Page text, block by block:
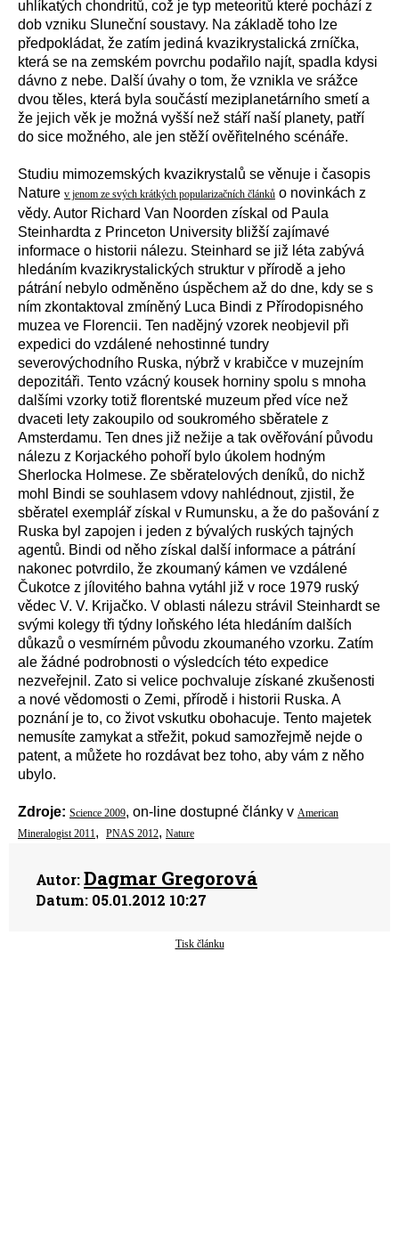
uhlíkatých chondritů, což je typ meteoritů které pochází z
dob vzniku Sluneční soustavy. Na základě toho lze
předpokládat, že zatím jediná kvazikrystalická zrníčka,
která se na zemském povrchu podařilo najít, spadla kdysi
dávno z nebe. Další úvahy o tom, že vznikla ve srážce
dvou těles, která byla součástí meziplanetárního smetí a
že jejich věk je možná vyšší než stáří naší planety, patří
do sice možného, ale jen stěží ověřitelného scénáře.
Studiu mimozemských kvazikrystalů se věnuje i časopis
Nature v jenom ze svých krátkých popularizačních článků o novinkách z
vědy. Autor Richard Van Noorden získal od Paula
Steinhardta z Princeton University bližší zajímavé
informace o historii nálezu. Steinhard se již léta zabývá
hledáním kvazikrystalických struktur v přírodě a jeho
pátrání nebylo odměněno úspěchem až do dne, kdy se s
ním zkontaktoval zmíněný Luca Bindi z Přírodopisného
muzea ve Florencii. Ten nadějný vzorek neobjevil při
expedici do vzdálené nehostinné tundry
severovýchodního Ruska, nýbrž v krabičce v muzejním
depozitáři. Tento vzácný kousek horniny spolu s mnoha
dalšími vzorky totiž florentské muzeum před více než
dvaceti lety zakoupilo od soukromého sběratele z
Amsterdamu. Ten dnes již nežije a tak ověřování původu
nálezu z Korjackého pohoří bylo úkolem hodným
Sherlocka Holmese. Ze sběratelových deníků, do nichž
mohl Bindi se souhlasem vdovy nahlédnout, zjistil, že
sběratel exemplář získal v Rumunsku, a že do pašování z
Ruska byl zapojen i jeden z bývalých ruských tajných
agentů. Bindi od něho získal další informace a pátrání
nakonec potvrdilo, že zkoumaný kámen ve vzdálené
Čukotce z jílovitého bahna vytáhl již v roce 1979 ruský
vědec V. V. Krijačko. V oblasti nálezu strávil Steinhardt se
svými kolegy tři týdny loňského léta hledáním dalších
důkazů o vesmírném původu zkoumaného vzorku. Zatím
ale žádné podrobnosti o výsledcích této expedice
nezveřejnil. Zato si velice pochvaluje získané zkušenosti
a nové vědomosti o Zemi, přírodě i historii Ruska. A
poznání je to, co život vskutku obohacuje. Tento majetek
nemusíte zamykat a střežit, pokud samozřejmě nejde o
patent, a můžete ho rozdávat bez toho, aby vám z něho
ubylo.
Zdroje: Science 2009, on-line dostupné články v American
Mineralogist 2011 , PNAS 2012, Nature
Autor:Dagmar Gregorová
Datum: 05.01.2012 10:27
Tisk článku